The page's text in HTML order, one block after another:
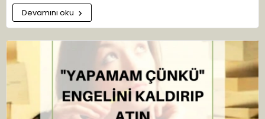
Devamını oku